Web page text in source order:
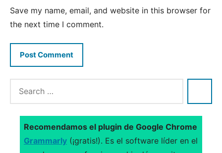
Save my name, email, and website in this browser for
the next time I comment.
Recomendamos el plugin de Google Chrome
Grammarly (¡gratis!). Es el software líder en el